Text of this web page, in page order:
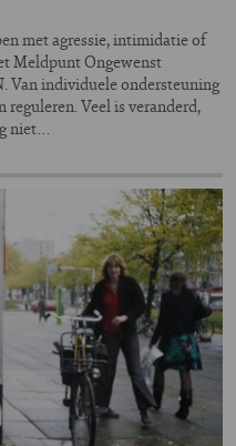
met agressie, intimidatie of
Meldpunt Ongewenst
Van individuele ondersteuning
reguleren. Veel is veranderd,
niet…